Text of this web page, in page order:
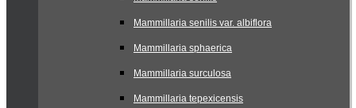
Mammillaria senilis var. albiflora
Mammillaria sphaerica
Mammillaria surculosa
Mammillaria tepexicensis